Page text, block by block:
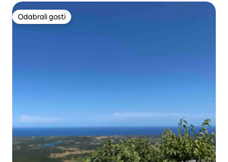
Odabrali gosti
Odabrali gosti